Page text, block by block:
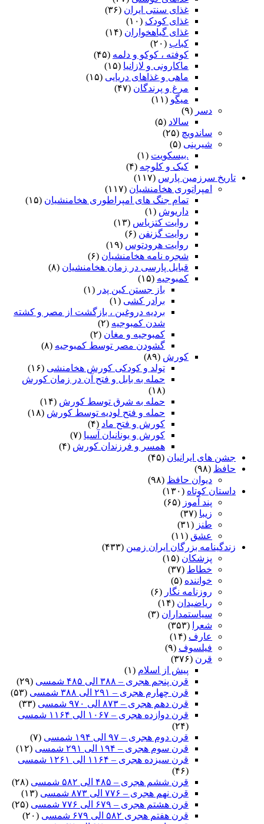
غذای سنتی ایران (۳۶)
غذای کودک (۱۰)
غذای گیاهخواران (۱۴)
کباب (۲۰)
کوفته ، کوکو و دلمه (۴۵)
ماکارونی و لازانیا (۱۵)
ماهی و غذاهای دریایی (۱۵)
مرغ و پرندگان (۴۷)
میگو (۱۱)
دسر (۹)
سالاد (۵)
ساندویچ (۲۵)
شیرینی (۵)
.بیسکویت (۱)
کیک و کلوچه (۴)
تاریخ سرزمین پارس (۱۱۷)
امپراتوری هخامنشیان (۱۱۷)
تمام جنگ های امپراطوری هخامنشیان (۱۵)
داریوش (۱)
روایت کتزیاس (۱۳)
روایت گزنفن (۶)
روایت هرودتوس (۱۹)
شجره نامه هخامنشیان (۶)
قبایل پارسی در زمان هخامنشیان (۸)
کمبوجیه (۱۵)
باز جستن کین پدر (۱)
برادر کشی (۱)
بردیه دروغین ، بازگشت از مصر و کشته
شدن کمبوجیه (۲)
کمبوجیه و مغان (۲)
گشودن مصر توسط کمبوجیه (۸)
کورش (۸۹)
تولد و کودکی کورش هخامنشی (۱۶)
حمله به بابل و فتح آن در زمان کورش
(۱۸)
حمله به شرق توسط کورش (۱۴)
حمله و فتح لودیه توسط کورش (۱۸)
کورش و فتح ماد (۴)
کورش و یونانیان آسیا (۷)
همسر و فرزندان کورش (۴)
جشن های ایرانیان (۴۵)
حافظ (۹۸)
دیوان حافظ (۹۸)
داستان کوتاه (۱۳۰)
پند آموز (۶۵)
زیبا (۳۷)
طنز (۳۱)
عشق (۱۱)
زندگینامه بزرگان ایران زمین (۴۳۳)
پزشکان (۱۵)
خطاط (۳۷)
خواننده (۵)
روزنامه نگار (۶)
ریاضیدان (۱۴)
سیاستمداران (۳)
شعرا
(۳۵۳)
عارف (۱۴)
فیلسوف (۹)
قرن (۳۷۶)
پیش از اسلام (۱)
قرن پنجم هجری – ۳۸۸ الی ۴۸۵ شمسی
(۲۹)
قرن چهارم هجری – ۲۹۱ الی ۳۸۸ شمسی
(۵۳)
قرن دهم هجری – ۸۷۳ الی ۹۷۰ شمسی
(۳۳)
قرن دوازده هجری – ۱۰۶۷ الی ۱۱۶۴ شمسی
(۲۴)
قرن دوم هجری – ۹۷ الی ۱۹۴ شمسی
(۷)
قرن سوم هجری – ۱۹۴ الی ۲۹۱ شمسی
(۱۲)
قرن سیزده هجری – ۱۱۶۴ الی ۱۲۶۱ شمسی
(۴۶)
قرن ششم هجری – ۴۸۵ الی ۵۸۲ شمسی
(۲۸)
قرن نهم هجری – ۷۷۶ الی ۸۷۳ شمسی
(۱۳)
قرن هشتم هجری – ۶۷۹ الی ۷۷۶ شمسی
(۲۵)
قرن هفتم هجری ۵۸۲ الی ۶۷۹ شمسی
(۲۰)